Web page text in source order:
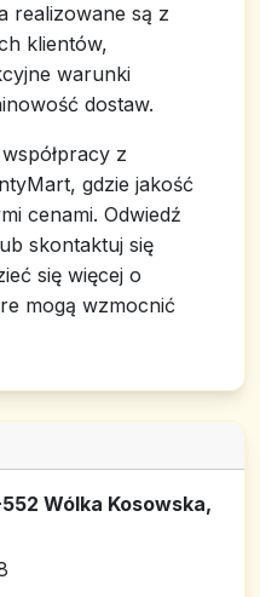
realizowane są z
klientów,
warunki
dostaw.
z
gdzie jakość
cenami. Odwiedź
skontaktuj się
się więcej o
mogą wzmocnić
Wólka Kosowska,